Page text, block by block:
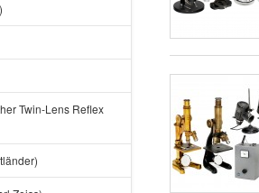
Twin-Lens Reflex